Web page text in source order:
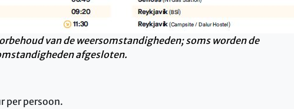
van de weersomstandigheden; soms worden de
afgesloten.
per persoon.